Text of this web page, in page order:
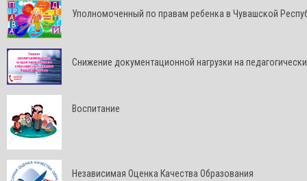
Уполномоченный по правам ребенка в Чувашской
Снижение документационной нагрузки на
Воспитание
Независимая Оценка Качества Образования